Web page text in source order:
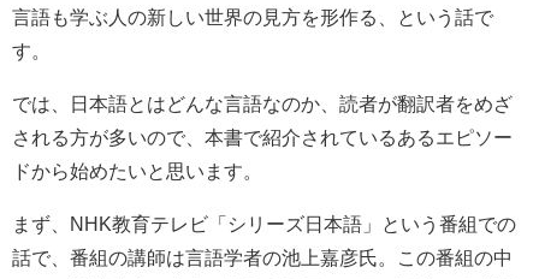
言語も学ぶ人の新しい世界の見方を形作る、という話で
す。
では、日本語とはどんな言語なのか、読者が翻訳者をめざ
される方が多いので、本書で紹介されているあるエピソー
ドから始めたいと思います。
まず、NHK教育テレビ「シリーズ日本語」という番組での
話で、番組の講師は言語学者の池上嘉彦氏。この番組の中